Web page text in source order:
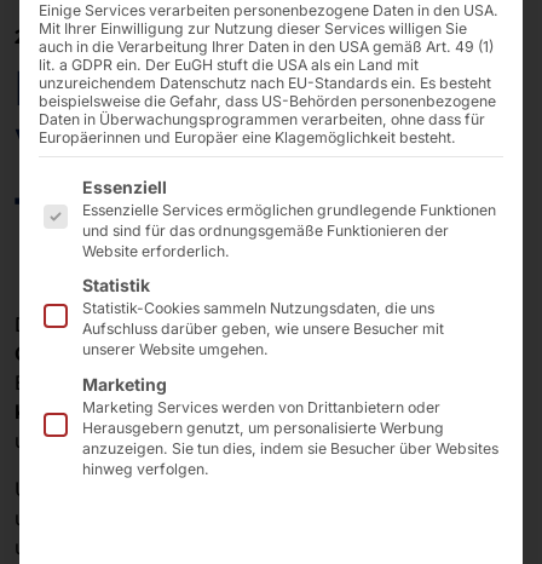
24/01/2025
Recap CES 2025 in Las
Vegas: Vorhang auf
für faytech
DieCES 2025in Las Vegas bot uns diegroßartige
Gelegenheit, unserefaytech®-Innovationen
Bereich Touch-Technologie zu präsentieren und mit
Kunden,PartnernundInteressentenüber aktuelle
und zukünftige Entwicklungen zusprechen.
Unter diesem Link lesen Sie
und hier gibt es einen
unseren Stand. Wir wünschen viel Vergnügen!
Einige Services verarbeiten personenbezogene Daten in den USA.
Mit Ihrer Einwilligung zur Nutzung dieser Services willigen Sie
auch in die Verarbeitung Ihrer Daten in den USA gemäß Art. 49 (1)
lit. a GDPR ein. Der EuGH stuft die USA als ein Land mit
unzureichendem Datenschutz nach EU-Standards ein. Es besteht
beispielsweise die Gefahr, dass US-Behörden personenbezogene
Daten in Überwachungsprogrammen verarbeiten, ohne dass für
Europäerinnen und Europäer eine Klagemöglichkeit besteht.
Es folgt eine Liste der Service-Gruppen, für die eine
Essenziell
Essenzielle Services ermöglichen grundlegende Funktionen
und sind für das ordnungsgemäße Funktionieren der
Website erforderlich.
Statistik
Statistik-Cookies sammeln Nutzungsdaten, die uns
Aufschluss darüber geben, wie unsere Besucher mit
unserer Website umgehen.
Marketing
Marketing Services werden von Drittanbietern oder
Herausgebern genutzt, um personalisierte Werbung
anzuzeigen. Sie tun dies, indem sie Besucher über Websites
hinweg verfolgen.